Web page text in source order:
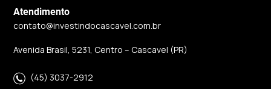
Atendimento
contato@investindocascavel.com.br
Avenida Brasil, 5231, Centro – Cascavel (PR)
(45) 3037-2912